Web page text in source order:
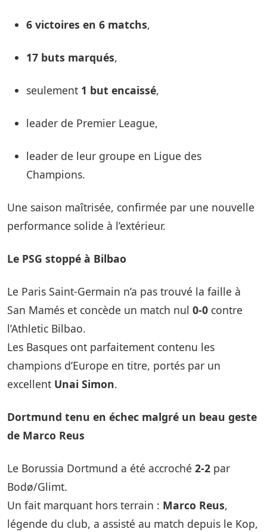
6 victoires en 6 matchs,
17 buts marqués,
seulement 1 but encaissé,
leader de Premier League,
leader de leur groupe en Ligue des
Champions.
Une saison maîtrisée, confirmée par une nouvelle
performance solide à l’extérieur.
Le PSG stoppé à Bilbao
Le Paris Saint-Germain n’a pas trouvé la faille à
San Mamés et concède un match nul 0-0 contre
l’Athletic Bilbao.
Les Basques ont parfaitement contenu les
champions d’Europe en titre, portés par un
excellent Unai Simon.
Dortmund tenu en échec malgré un beau geste
de Marco Reus
Le Borussia Dortmund a été accroché 2-2 par
Bodø/Glimt.
Un fait marquant hors terrain : Marco Reus,
légende du club, a assisté au match depuis le Kop,